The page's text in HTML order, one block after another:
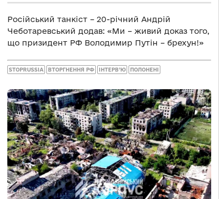
Російський танкіст – 20-річний Андрій
Чеботаревський додав: «Ми – живий доказ того,
що призидент РФ Володимир Путін – брехун!»
STOPRUSSIA ВТОРГНЕННЯ РФ ІНТЕРВ’Ю ПОЛОНЕНІ